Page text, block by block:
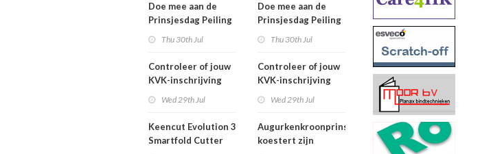
Doe mee aan de
Prinsjesdag Peiling
Thu 30th Jul
Controleer of jouw
KVK-inschrijving
Wed 29th Jul
Keencut Evolution 3
Smartfold Cutter
Doe mee aan de
Prinsjesdag Peiling
Thu 30th Jul
Controleer of jouw
KVK-inschrijving
Wed 29th Jul
Augurkenkroonprins
koestert zijn